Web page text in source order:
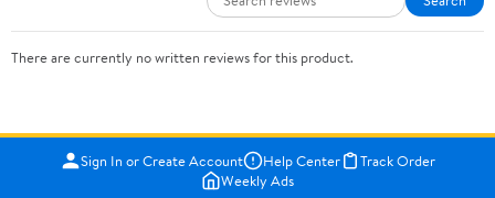
There are currently no written reviews for this product.
Sign In or Create Account Help Center
Track Order
Weekly Ads